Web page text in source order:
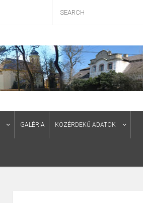
GALÉRIA KÖZÉRDEKŰ ADATOK